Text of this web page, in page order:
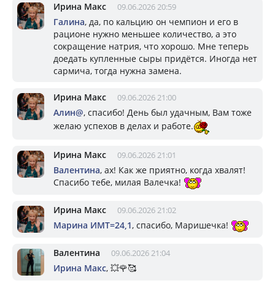
Ирина Макс 09.06.2026 20:59
Галина, да, по кальцию он чемпион и его в
рационе нужно меньшее количество, а это
сокращение натрия, что хорошо. Мне теперь
доедать купленные сыры придётся. Иногда нет
сармича, тогда нужна замена.
Ирина Макс 09.06.2026 21:00
Алин@, спасибо! День был удачным, Вам тоже
желаю успехов в делах и работе.
Ирина Макс 09.06.2026 21:01
Валентина, ах! Как же приятно, когда хвалят!
Спасибо тебе, милая Валечка!
Ирина Макс 09.06.2026 21:02
Марина ИМТ=24,1, спасибо, Маришечка!
Валентина 09.06.2026 21:04
Ирина Макс, 💥🌹🥰